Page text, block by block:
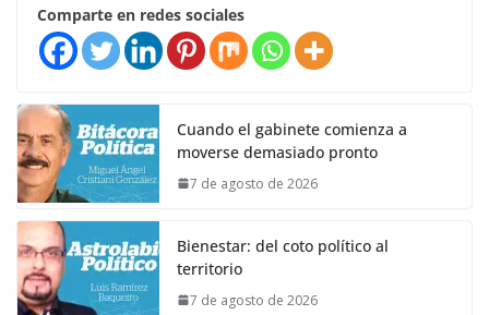
Comparte en redes sociales
Cuando el gabinete comienza a
moverse demasiado pronto
7 de agosto de 2026
Bienestar: del coto político al
territorio
7 de agosto de 2026